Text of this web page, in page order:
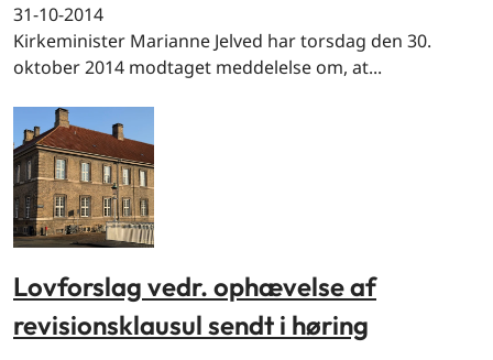
31-10-2014
Kirkeminister Marianne Jelved har torsdag den 30.
oktober 2014 modtaget meddelelse om, at...
Lovforslag vedr. ophævelse af
revisionsklausul sendt i høring